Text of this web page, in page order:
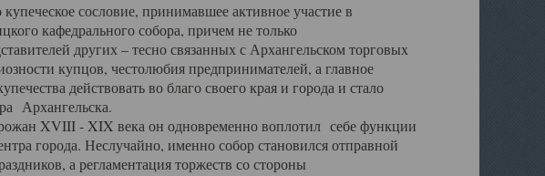
сословие, принимавшее активное участие в
кафедрального собора, причем не только
других – тесно связанных с Архангельском торговых
купцов, честолюбия предпринимателей, а главное
действовать во благо своего края и города и стало
Архангельска.
XVIII - XIX века он одновременно воплотил себе функции
города. Неслучайно, именно собор становился отправной
а регламентация торжеств со стороны